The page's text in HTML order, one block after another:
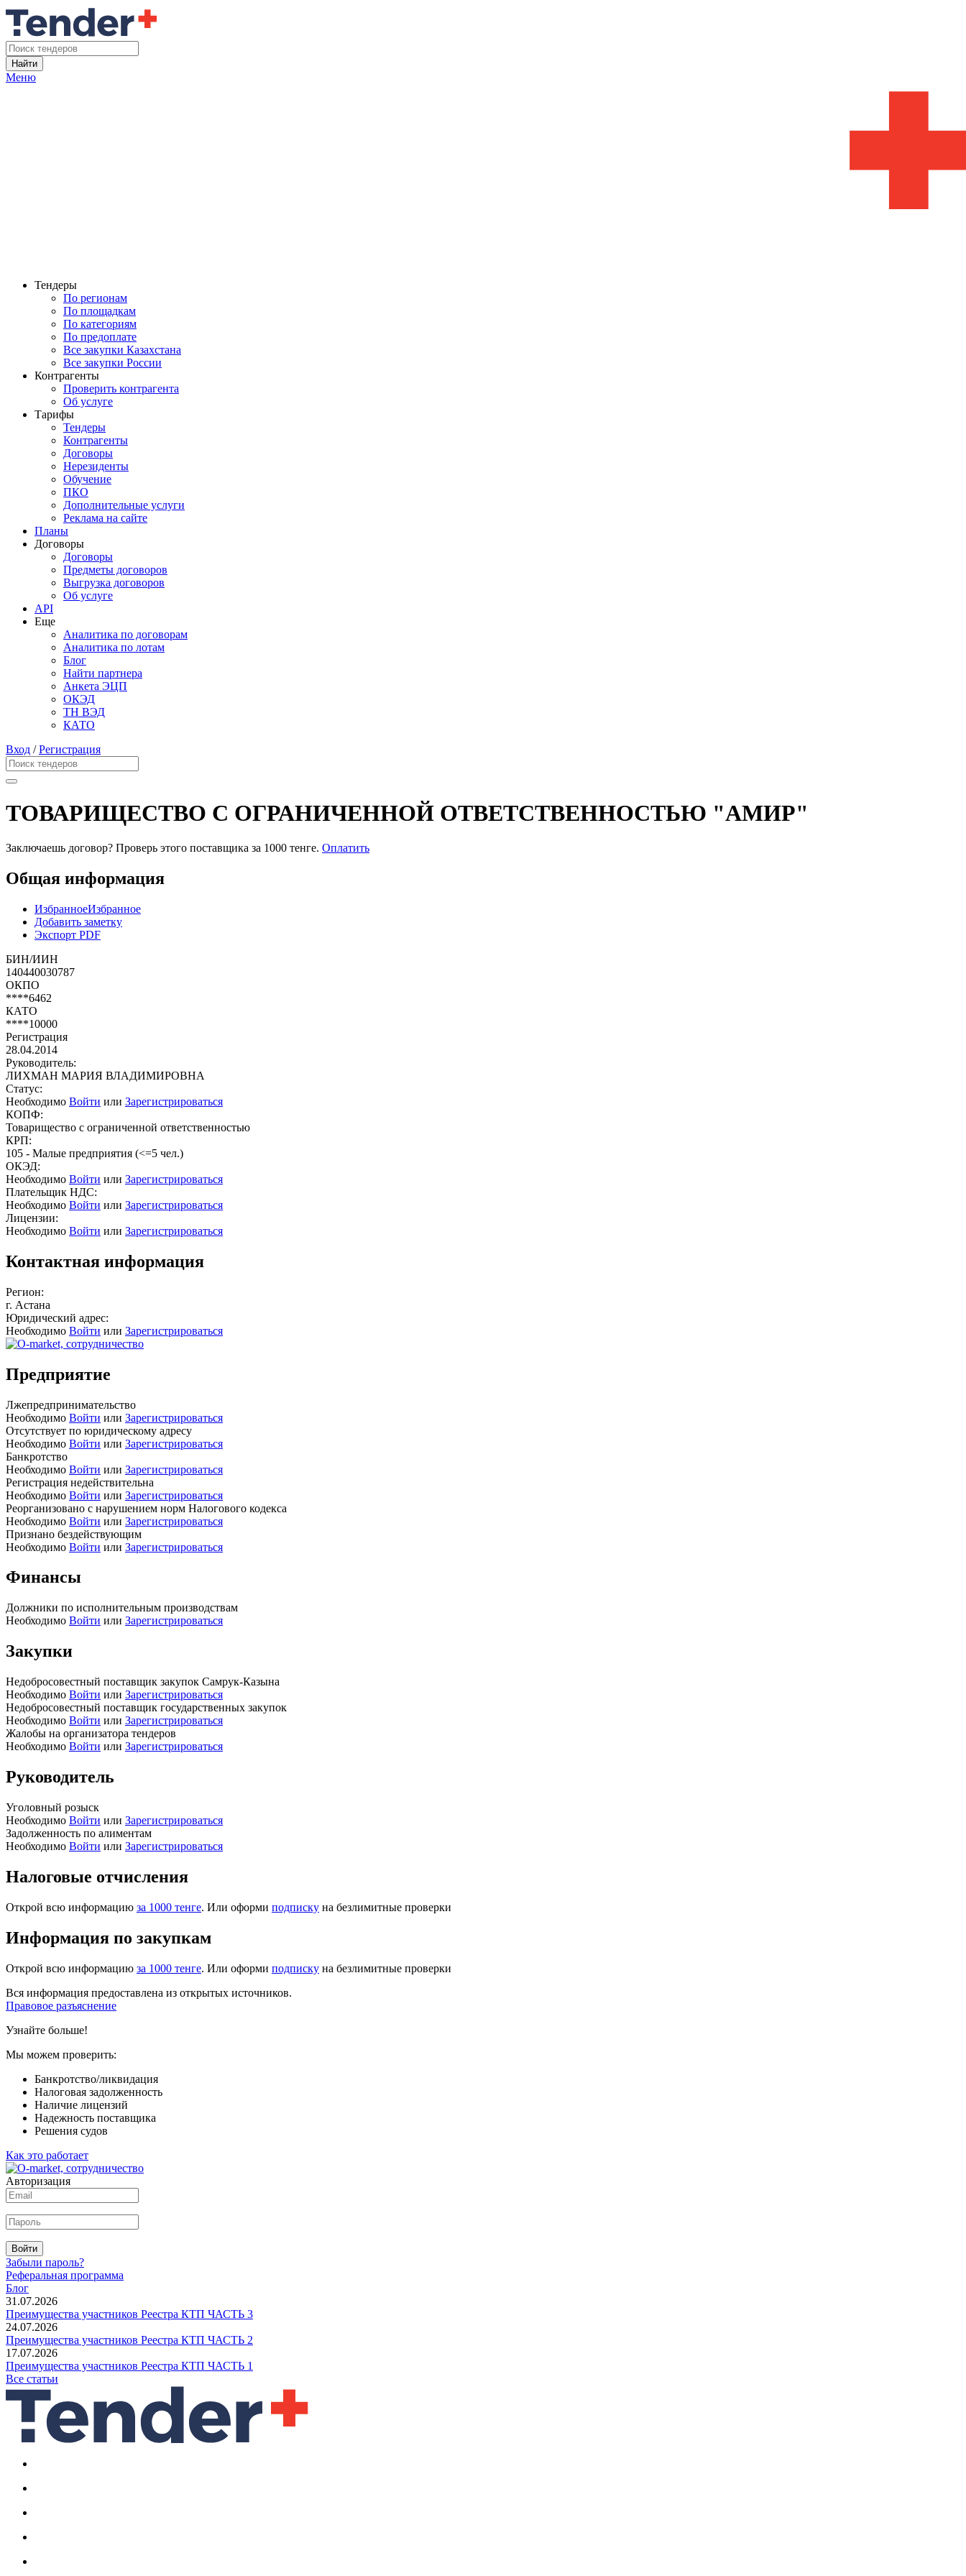
Найти
Меню
Тендеры
По регионам
По площадкам
По категориям
По предоплате
Все закупки Казахстана
Все закупки России
Контрагенты
Проверить контрагента
Об услуге
Тарифы
Тендеры
Контрагенты
Договоры
Нерезиденты
Обучение
ПКО
Дополнительные услуги
Реклама на сайте
Планы
Договоры
Договоры
Предметы договоров
Выгрузка договоров
Об услуге
API
Еще
Аналитика по договорам
Аналитика по лотам
Блог
Найти партнера
Анкета ЭЦП
ОКЭД
ТН ВЭД
КАТО
Вход /Регистрация
ТОВАРИЩЕСТВО С ОГРАНИЧЕННОЙ ОТВЕТСТВЕННОСТЬЮ "АМИР"
Заключаешь договор? Проверь этого поставщика за 1000 тенге. Оплатить
Общая информация
ИзбранноеИзбранное
Добавить заметку
Экспорт PDF
БИН/ИИН
140440030787
ОКПО
****6462
КАТО
****10000
Регистрация
28.04.2014
Руководитель:
ЛИХМАН МАРИЯ ВЛАДИМИРОВНА
Статус:
Необходимо Войти или Зарегистрироваться
КОПФ:
Товарищество с ограниченной ответственностью
КРП:
105 - Малые предприятия (<=5 чел.)
ОКЭД:
Необходимо Войти или Зарегистрироваться
Плательщик НДС:
Необходимо Войти или Зарегистрироваться
Лицензии:
Необходимо Войти или Зарегистрироваться
Контактная информация
Регион:
г. Астана
Юридический адрес:
Необходимо Войти или Зарегистрироваться
Предприятие
Лжепредпринимательство
Необходимо Войти или Зарегистрироваться
Отсутствует по юридическому адресу
Необходимо Войти или Зарегистрироваться
Банкротство
Необходимо Войти или Зарегистрироваться
Регистрация недействительна
Необходимо Войти или Зарегистрироваться
Реорганизовано с нарушением норм Налогового кодекса
Необходимо Войти или Зарегистрироваться
Признано бездействующим
Необходимо Войти или Зарегистрироваться
Финансы
Должники по исполнительным производствам
Необходимо Войти или Зарегистрироваться
Закупки
Недобросовестный поставщик закупок Самрук-Казына
Необходимо Войти или Зарегистрироваться
Недобросовестный поставщик государственных закупок
Необходимо Войти или Зарегистрироваться
Жалобы на организатора тендеров
Необходимо Войти или Зарегистрироваться
Руководитель
Уголовный розыск
Необходимо Войти или Зарегистрироваться
Задолженность по алиментам
Необходимо Войти или Зарегистрироваться
Налоговые отчисления
Открой всю информацию за 1000 тенге. Или оформи подписку на безлимитные проверки
Информация по закупкам
Открой всю информацию за 1000 тенге. Или оформи подписку на безлимитные проверки
Вся информация предоставлена из открытых источников.
Правовое разъяснение
Узнайте больше!
Мы можем проверить:
Банкротство/ликвидация
Налоговая задолженность
Наличие лицензий
Надежность поставщика
Решения судов
Как это работает
Авторизация
Войти
Забыли пароль?
Реферальная программа
Блог
31.07.2026
Преимущества участников Реестра КТП ЧАСТЬ 3
24.07.2026
Преимущества участников Реестра КТП ЧАСТЬ 2
17.07.2026
Преимущества участников Реестра КТП ЧАСТЬ 1
Все статьи